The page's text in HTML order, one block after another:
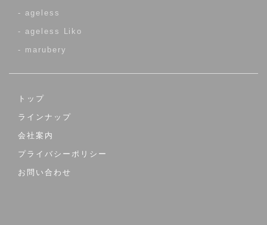
- ageless
- ageless Liko
- marubery
トップ
ラインナップ
会社案内
プライバシーポリシー
お問い合わせ